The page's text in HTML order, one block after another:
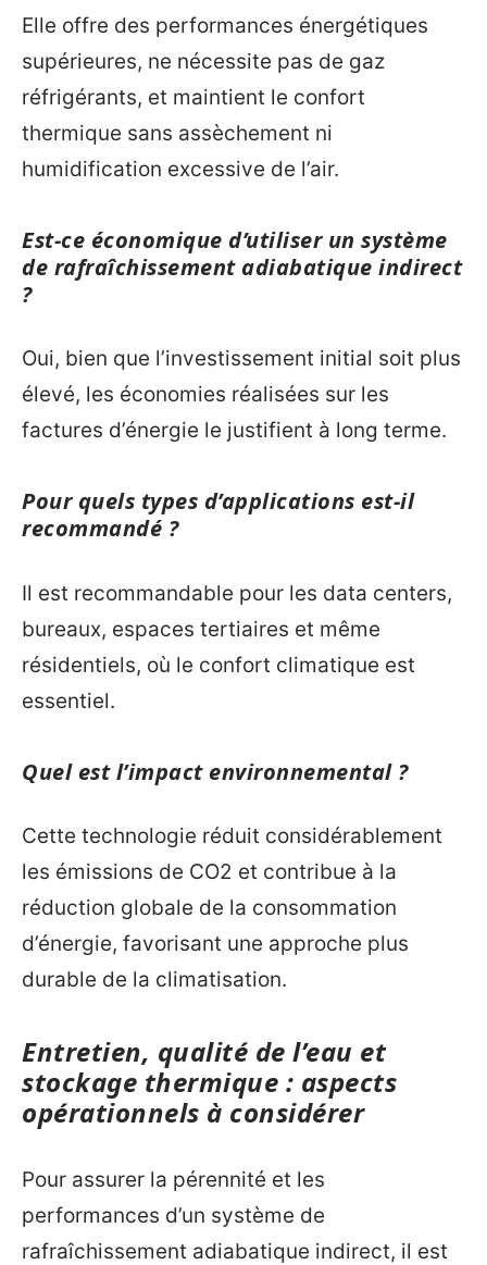
Elle offre des performances énergétiques
supérieures, ne nécessite pas de gaz
réfrigérants, et maintient le confort
thermique sans assèchement ni
humidification excessive de l’air.
Est-ce économique d’utiliser un système
de rafraîchissement adiabatique indirect
?
Oui, bien que l’investissement initial soit plus
élevé, les économies réalisées sur les
factures d’énergie le justifient à long terme.
Pour quels types d’applications est-il
recommandé ?
Il est recommandable pour les data centers,
bureaux, espaces tertiaires et même
résidentiels, où le confort climatique est
essentiel.
Quel est l’impact environnemental ?
Cette technologie réduit considérablement
les émissions de CO2 et contribue à la
réduction globale de la consommation
d’énergie, favorisant une approche plus
durable de la climatisation.
Entretien, qualité de l’eau et
stockage thermique : aspects
opérationnels à considérer
Pour assurer la pérennité et les
performances d’un système de
rafraîchissement adiabatique indirect, il est